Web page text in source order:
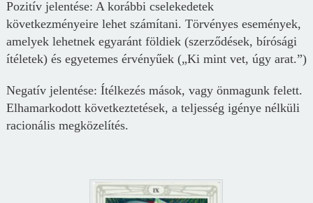
Pozitív jelentése: A korábbi cselekedetek
következményeire lehet számítani. Törvényes események,
amelyek lehetnek egyaránt földiek (szerződések, bírósági
ítéletek) és egyetemes érvényűek („Ki mint vet, úgy arat.”)
Negatív jelentése: Ítélkezés mások, vagy önmagunk felett.
Elhamarkodott következtetések, a teljesség igénye nélküli
racionális megközelítés.